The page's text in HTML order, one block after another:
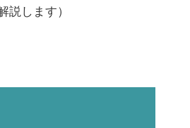
します）